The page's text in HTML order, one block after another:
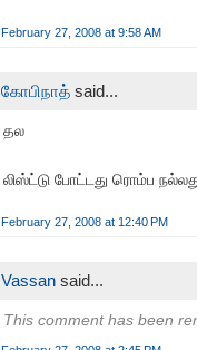
February 27, 2008 at 9:58 AM
கோபிநாத் said...
தல
லிஸ்ட்டு போட்டது ரொம்ப
February 27, 2008 at 12:40 PM
Vassan said...
This comment has been